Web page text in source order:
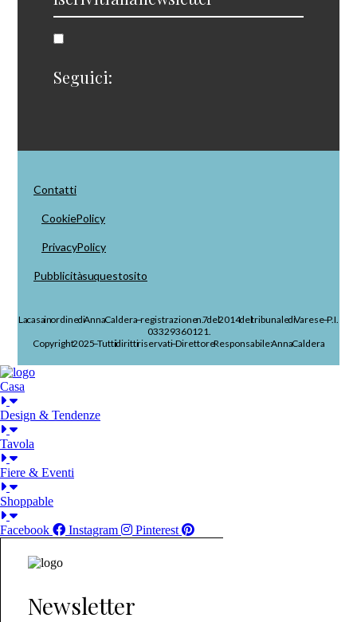
Seguici:
Contatti
Cookie Policy
Privacy Policy
Pubblicità su questo sito
La casa in ordine di Anna Caldera – registrazione n. 7 del 2014 del tribunale di Varese – P.I.
03329360121.
Copyright 2025 – Tutti i diritti riservati – Direttore Responsabile: Anna Caldera
Casa
Design & Tendenze
Tavola
Fiere & Eventi
Shoppable
Facebook Instagram Pinterest
Newsletter